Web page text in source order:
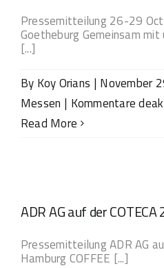
Pressemitteilung 26-29
Goetheburg Gemeinsam
[...]
By Koy Orians | November
Messen | Kommentare
Read More
ADR AG auf der
Pressemitteilung ADR AG
Hamburg COFFEE [...]